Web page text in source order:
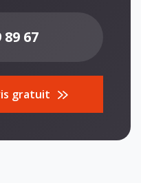
89 67
gratuit